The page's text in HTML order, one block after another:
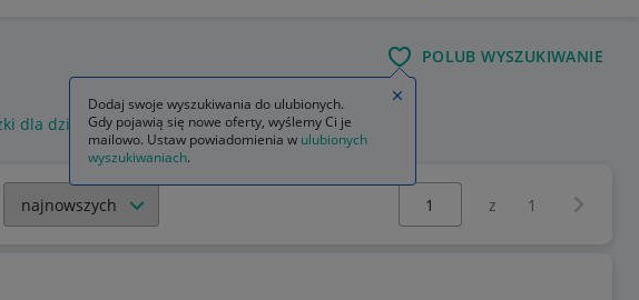
POLUB WYSZUKIWANIE
dla dzieci regał ścienny na książki dla dzieci
Wybierz stronę:
z 1
Dodaj swoje wyszukiwania do ulubionych.
Gdy pojawią się nowe oferty, wyślemy Ci je
mailowo. Ustaw powiadomienia w ulubionych
wyszukiwaniach.
Zamknij wskazówkę